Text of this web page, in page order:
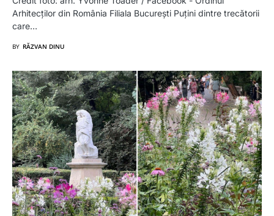
Arhitecților din România Filiala București Puțini dintre trecătorii
care…
BY RĂZVAN DINU